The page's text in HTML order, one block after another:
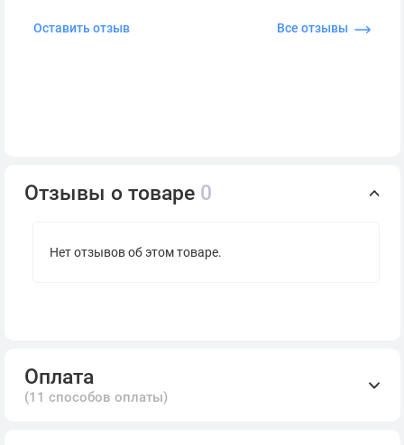
Оставить отзыв Все отзывы
Отзывы о товаре 0
Нет отзывов об этом товаре.
Оплата
(11 способов оплаты)